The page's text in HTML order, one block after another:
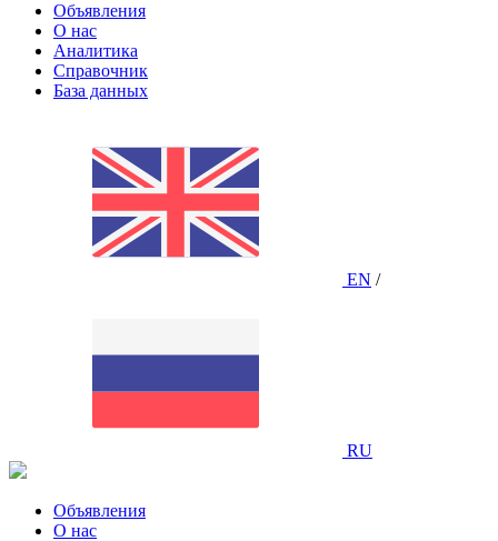
Объявления
О нас
Аналитика
Справочник
База данных
EN /
RU
Объявления
О нас